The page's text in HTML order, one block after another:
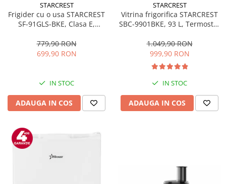
STARCREST
Frigider cu o usa STARCREST
SF-91GLS-BKE, Clasa E,
interioara, H 83 cm, Sticla
Neagra
779,90 RON
699,90 RON
IN STOC
ADAUGA IN COS
STARCREST
Vitrina frigorifica STARCREST
SBC-9901BKE, 93 L, Termostat
sticla, H 84.5 cm, Negru
1.049,90 RON
999,90 RON
IN STOC
ADAUGA IN COS